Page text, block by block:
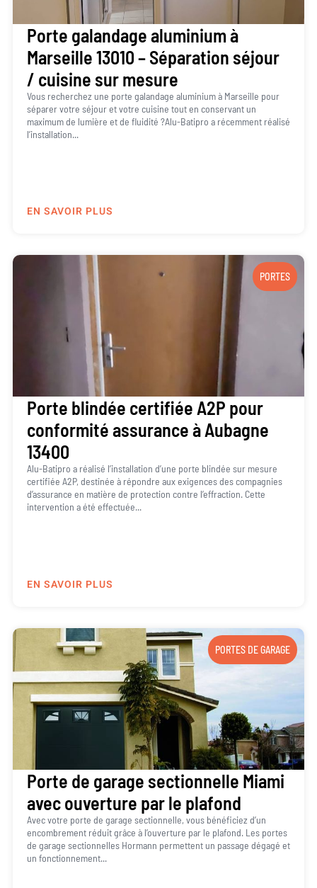
Porte galandage aluminium à
Marseille 13010 – Séparation séjour
/ cuisine sur mesure
Vous recherchez une porte galandage aluminium à Marseille pour
séparer votre séjour et votre cuisine tout en conservant un
maximum de lumière et de fluidité ?Alu-Batipro a récemment réalisé
l’installation...
EN SAVOIR PLUS
PORTES
Porte blindée certifiée A2P pour
conformité assurance à Aubagne
13400
Alu-Batipro a réalisé l’installation d’une porte blindée sur mesure
certifiée A2P, destinée à répondre aux exigences des compagnies
d’assurance en matière de protection contre l’effraction. Cette
intervention a été effectuée...
EN SAVOIR PLUS
PORTES DE GARAGE
Porte de garage sectionnelle Miami
avec ouverture par le plafond
Avec votre porte de garage sectionnelle, vous bénéficiez d’un
encombrement réduit grâce à l’ouverture par le plafond. Les portes
de garage sectionnelles Hormann permettent un passage dégagé et
un fonctionnement...